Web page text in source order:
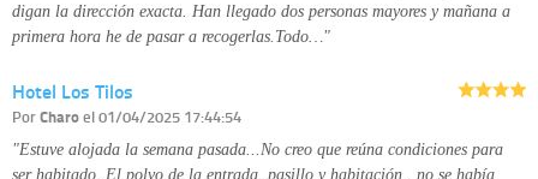
digan la dirección exacta. Han llegado dos personas mayores y mañana a
primera hora he de pasar a recogerlas.Todo…"
Hotel Los Tilos
PorCharoel 01/04/2025 17:44:54
"Estuve alojada la semana pasada...No creo que reúna condiciones para
ser habitado. El polvo de la entrada, pasillo y habitación , no se había